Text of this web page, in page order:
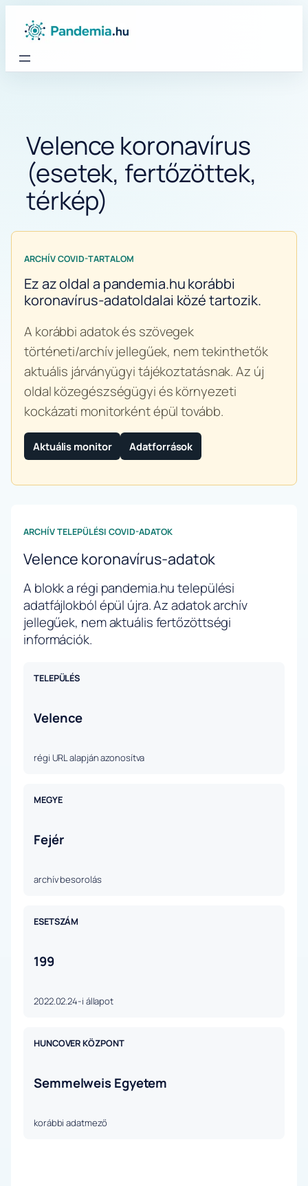
Velence koronavírus
(esetek, fertőzöttek,
térkép)
ARCHÍV COVID-TARTALOM
Ez az oldal a pandemia.hu korábbi
koronavírus-adatoldalai közé tartozik.
A korábbi adatok és szövegek
történeti/archív jellegűek, nem tekinthetők
aktuális járványügyi tájékoztatásnak. Az új
oldal közegészségügyi és környezeti
kockázati monitorként épül tovább.
Aktuális monitor Adatforrások
ARCHÍV TELEPÜLÉSI COVID-ADATOK
Velence koronavírus-adatok
A blokk a régi pandemia.hu települési
adatfájlokból épül újra. Az adatok archív
jellegűek, nem aktuális fertőzöttségi
információk.
TELEPÜLÉS
Velence
régi URL alapján azonosítva
MEGYE
Fejér
archív besorolás
ESETSZÁM
199
2022.02.24-i állapot
HUNCOVER KÖZPONT
Semmelweis Egyetem
korábbi adatmező